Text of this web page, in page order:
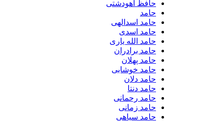
حافظ آهودشتی
حامد
حامد اسدالهی
حامد اسدی
حامد الله یاری
حامد برادران
حامد پهلان
حامد خوشابی
حامد دلان
حامد دنتا
حامد رحمانی
حامد زمانی
حامد سیاهی